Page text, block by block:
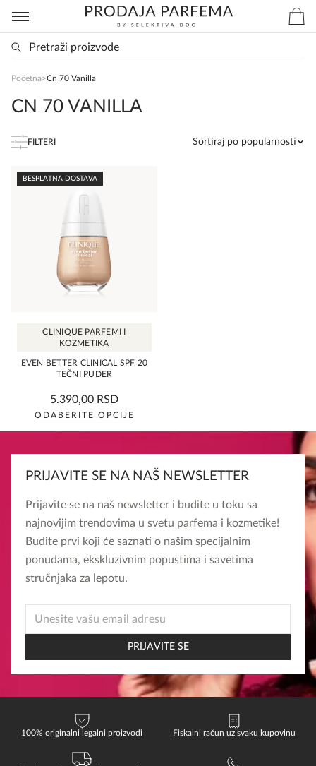
Početna>Cn 70 Vanilla
CN 70 VANILLA
FILTERI Sortiraj po popularnosti
BESPLATNA DOSTAVA
CLINIQUE PARFEMI I
KOZMETIKA
EVEN BETTER CLINICAL SPF 20
TEČNI PUDER
5,0
rating
5.390,00 RSD
ODABERITE OPCIJE
Ovaj
više
varijanti.
Opcije
mogu
biti
izabrane
stranici
proizvoda.
PRIJAVITE SE NA NAŠ NEWSLETTER
Prijavite se na naš newsletter i budite u toku sa
najnovijim trendovima u svetu parfema i kozmetike!
Budite prvi koji će saznati o našim specijalnim
ponudama, ekskluzivnim popustima i savetima
stručnjaka za lepotu.
EMAIL
PRIJAVITE SE
100% originalni legalni proizvodi Fiskalni račun uz svaku kupovinu
poručite svoj omiljeni parfem danas ali i za